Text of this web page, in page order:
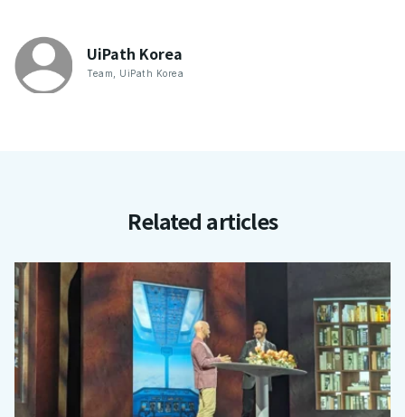
UiPath Korea
Team UiPath Korea
Related articles